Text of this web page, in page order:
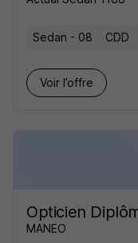
Sedan - 08 CDD
Voir l’offre
Opticien
MANEO